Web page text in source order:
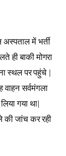
में भर्ती
ही बाकी मोगरा
स्थल पर पहुंचे |
वाहन सर्वमंगला
गया था|
की जांच कर रही